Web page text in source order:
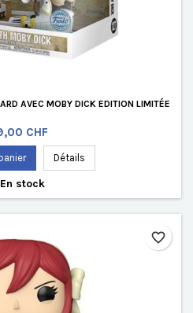
AVEC MOBY DICK EDITION LIMITÉE
CHF
Détails
En stock
favorite_border